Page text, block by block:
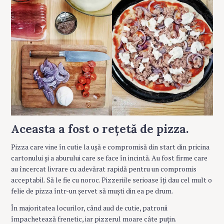
Aceasta a fost o rețetă de pizza.
Pizza care vine în cutie la ușă e compromisă din start din pricina
cartonului și a aburului care se face în incintă. Au fost firme care
au încercat livrare cu adevărat rapidă pentru un compromis
acceptabil. Să le fie cu noroc. Pizzeriile serioase îți dau cel mult o
felie de pizza într-un șervet să muști din ea pe drum.
În majoritatea locurilor, când aud de cutie, patronii
împachetează frenetic, iar pizzerul moare câte puțin.